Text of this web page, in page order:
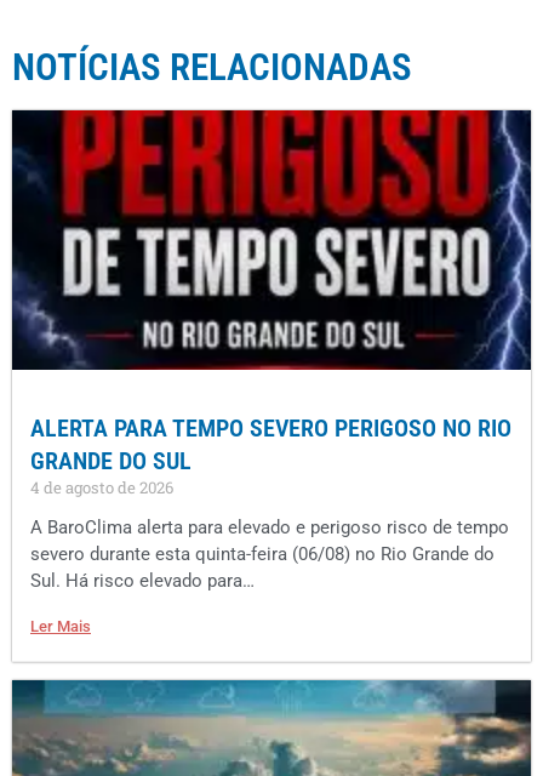
NOTÍCIAS RELACIONADAS
ALERTA PARA TEMPO SEVERO PERIGOSO NO RIO
GRANDE DO SUL
4 de agosto de 2026
A BaroClima alerta para elevado e perigoso risco de tempo
severo durante esta quinta-feira (06/08) no Rio Grande do
Sul. Há risco elevado para…
Ler Mais